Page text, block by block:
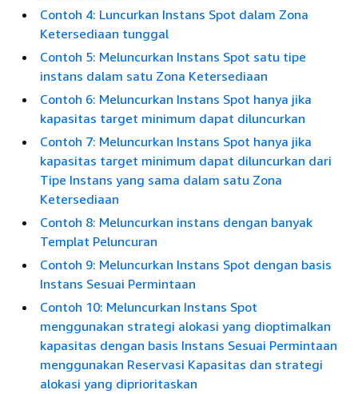
Contoh 4: Luncurkan Instans Spot dalam Zona
Ketersediaan tunggal
Contoh 5: Meluncurkan Instans Spot satu tipe
instans dalam satu Zona Ketersediaan
Contoh 6: Meluncurkan Instans Spot hanya jika
kapasitas target minimum dapat diluncurkan
Contoh 7: Meluncurkan Instans Spot hanya jika
kapasitas target minimum dapat diluncurkan dari
Tipe Instans yang sama dalam satu Zona
Ketersediaan
Contoh 8: Meluncurkan instans dengan banyak
Templat Peluncuran
Contoh 9: Meluncurkan Instans Spot dengan basis
Instans Sesuai Permintaan
Contoh 10: Meluncurkan Instans Spot
menggunakan strategi alokasi yang dioptimalkan
kapasitas dengan basis Instans Sesuai Permintaan
menggunakan Reservasi Kapasitas dan strategi
alokasi yang diprioritaskan